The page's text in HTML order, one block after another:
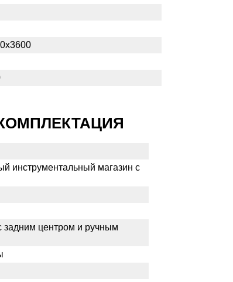
инструментальный магазин с
задним центром и ручным